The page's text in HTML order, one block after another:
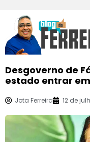
Desgoverno de
estado entrar
Jota Ferreira 12 de